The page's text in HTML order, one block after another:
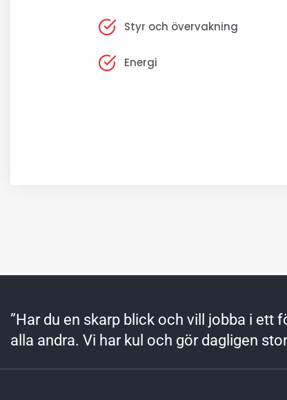
Styr och övervakning
Energi
”Har du en skarp blick och vill jobba i ett
alla andra. Vi har kul och gör dagligen